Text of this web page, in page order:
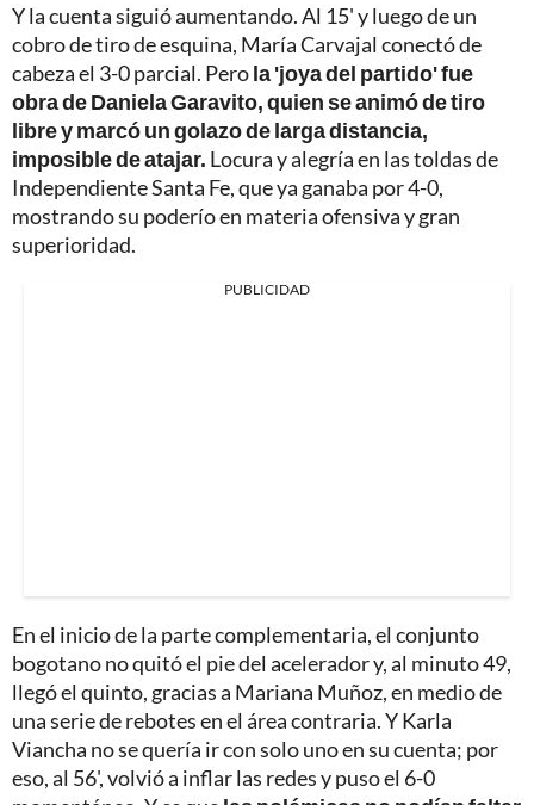
Y la cuenta siguió aumentando. Al 15' y luego de un
cobro de tiro de esquina, María Carvajal conectó de
cabeza el 3-0 parcial. Perola 'joya del partido' fue
obra de Daniela Garavito, quien se animó de tiro
libre y marcó un golazo de larga distancia,
imposible de atajar. Locura y alegría en las toldas de
Independiente Santa Fe, que ya ganaba por 4-0,
mostrando su poderío en materia ofensiva y gran
superioridad.
PUBLICIDAD
En el inicio de la parte complementaria, el conjunto
bogotano no quitó el pie del acelerador y, al minuto 49,
llegó el quinto, gracias a Mariana Muñoz, en medio de
una serie de rebotes en el área contraria. Y Karla
Viancha no se quería ir con solo uno en su cuenta; por
eso, al 56', volvió a inflar las redes y puso el 6-0